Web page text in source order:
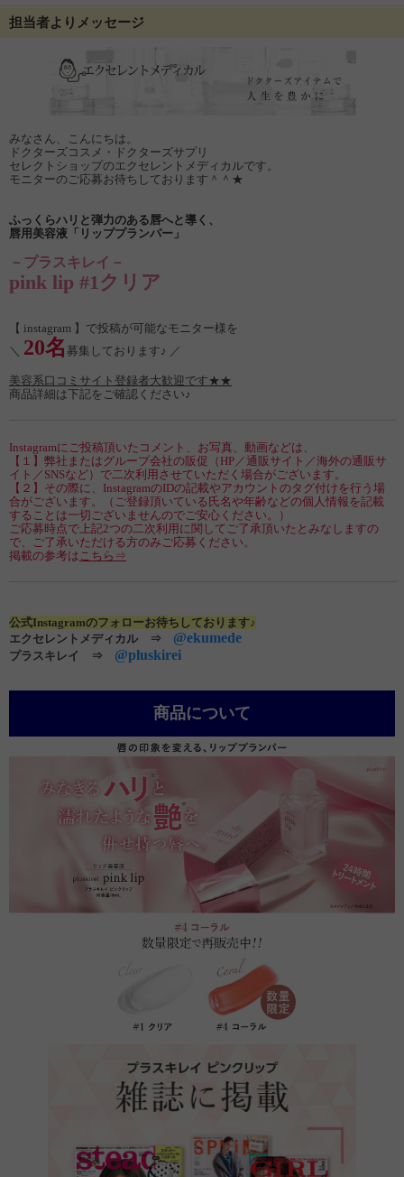
担当者よりメッセージ
みなさん、こんにちは。
ドクターズコスメ・ドクターズサプリ
セレクトショップのエクセレントメディカルです。
モニターのご応募お待ちしております＾＾★
ふっくらハリと弾力のある唇へと導く、
唇用美容液「リッププランパー」
－プラスキレイ－
pink lip #1クリア
【 instagram 】で投稿が可能なモニター様を
＼ 20名 募集しております♪ ／
美容系口コミサイト登録者大歓迎です★★
商品詳細は下記をご確認ください♪
Instagramにご投稿頂いたコメント、お写真、動画などは、
【１】弊社またはグループ会社の販促（HP／通販サイト／海外の通販サ
イト／SNSなど）で二次利用させていただく場合がございます。
【２】その際に、InstagramのIDの記載やアカウントのタグ付けを行う場
合がございます。（ご登録頂いている氏名や年齢などの個人情報を記載
することは一切ございませんのでご安心ください。）
ご応募時点で上記2つの二次利用に関してご了承頂いたとみなしますの
で、ご了承いただける方のみご応募ください。
掲載の参考は こちら⇒
公式Instagramのフォローお待ちしております♪
エクセレントメディカル ⇒ @ekumede
プラスキレイ ⇒ @pluskirei
商品について